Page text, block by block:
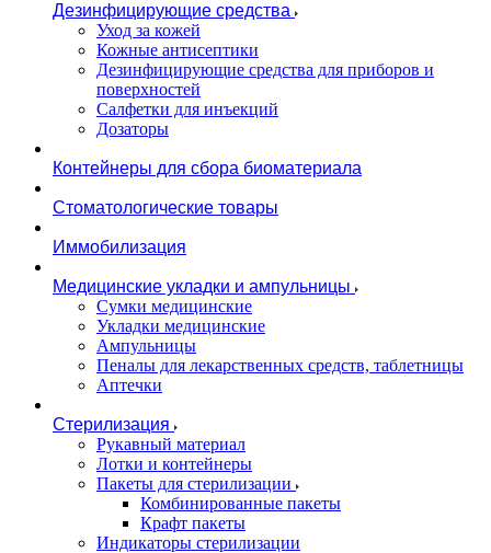
Дезинфицирующие средства
Уход за кожей
Кожные антисептики
Дезинфицирующие средства для приборов и
поверхностей
Салфетки для инъекций
Дозаторы
Контейнеры для сбора биоматериала
Стоматологические товары
Иммобилизация
Медицинские укладки и ампульницы
Сумки медицинские
Укладки медицинские
Ампульницы
Пеналы для лекарственных средств, таблетницы
Аптечки
Стерилизация
Рукавный материал
Лотки и контейнеры
Пакеты для стерилизации
Комбинированные пакеты
Крафт пакеты
Индикаторы стерилизации